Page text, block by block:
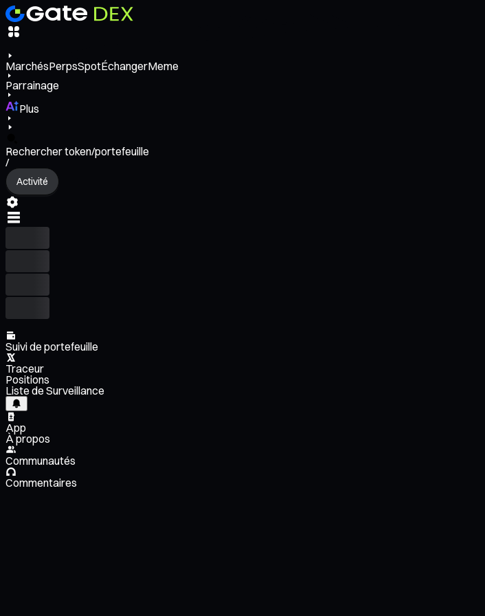
MarchésPerpsSpotÉchangerMeme
Parrainage
Plus
Rechercher token/portefeuille
/
Activité
Suivi de portefeuille
Traceur
Positions
Liste de Surveillance
App
À propos
Communautés
Commentaires